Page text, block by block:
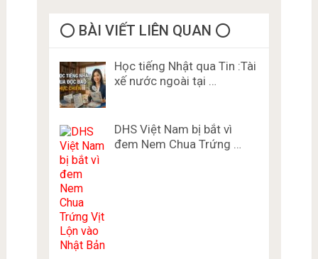
⭕️ BÀI VIẾT LIÊN QUAN ⭕️
Học tiếng Nhật qua Tin :Tài
xế nước ngoài tại …
DHS Việt Nam bị bắt vì
đem Nem Chua Trứng …